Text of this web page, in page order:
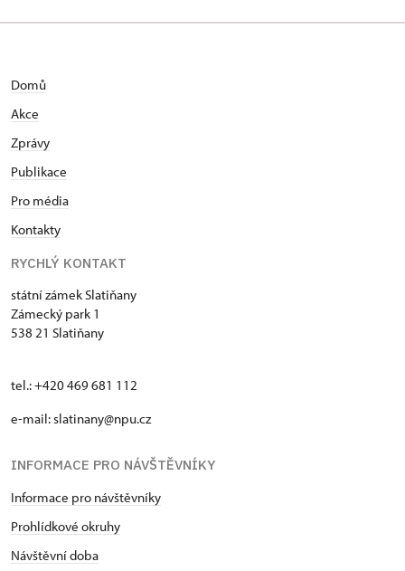
Domů
Akce
Zprávy
Publikace
Pro média
Kontakty
RYCHLÝ KONTAKT
státní zámek Slatiňany
Zámecký park 1
538 21 Slatiňany
tel.: +420 469 681 112
e-mail: slatinany@npu.cz
INFORMACE PRO NÁVŠTĚVNÍKY
Informace pro návštěvníky
Prohlídkové okruhy
Návštěvní doba